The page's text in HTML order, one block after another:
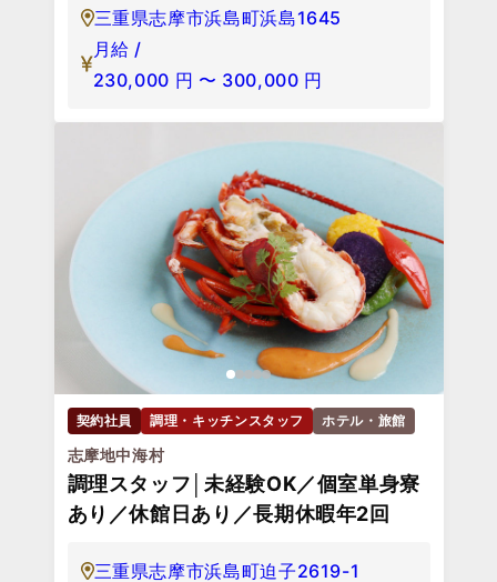
三重県志摩市浜島町浜島1645
月給 /
230,000 円 〜 300,000 円
契約社員 調理・キッチンスタッフ ホテル・旅館
志摩地中海村
調理スタッフ│未経験OK／個室単身寮
あり／休館日あり／長期休暇年2回
三重県志摩市浜島町迫子2619-1